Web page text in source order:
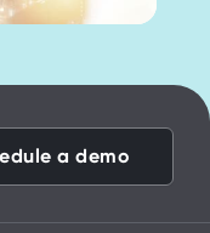
a demo